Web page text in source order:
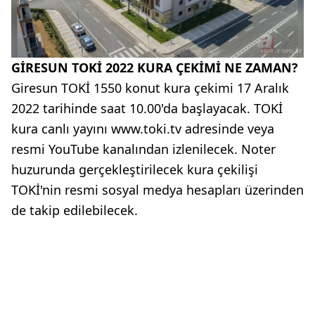
GİRESUN TOKİ 2022 KURA ÇEKİMİ NE ZAMAN?
Giresun TOKİ 1550 konut kura çekimi 17 Aralık
2022 tarihinde saat 10.00'da başlayacak. TOKİ
kura canlı yayını www.toki.tv adresinde veya
resmi YouTube kanalından izlenilecek. Noter
huzurunda gerçekleştirilecek kura çekilişi
TOKİ'nin resmi sosyal medya hesapları üzerinden
de takip edilebilecek.